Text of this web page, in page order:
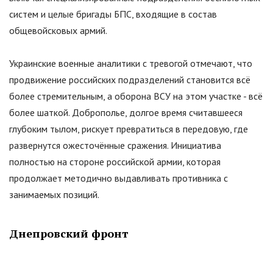
систем и целые бригады БПС, входящие в состав
общевойсковых армий.
Украинские военные аналитики с тревогой отмечают, что
продвижение российских подразделений становится всё
более стремительным, а оборона ВСУ на этом участке - всё
более шаткой. Доброполье, долгое время считавшееся
глубоким тылом, рискует превратиться в передовую, где
развернутся ожесточённые сражения. Инициатива
полностью на стороне российской армии, которая
продолжает методично выдавливать противника с
занимаемых позиций.
Днепровский фронт